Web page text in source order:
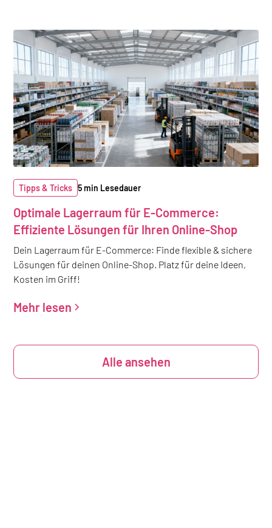
Tipps & Tricks 5 min Lesedauer
Optimale Lagerraum für E-Commerce:
Effiziente Lösungen für Ihren Online-Shop
Dein Lagerraum für E-Commerce: Finde flexible & sichere
Lösungen für deinen Online-Shop. Platz für deine Ideen,
Kosten im Griff!
Mehr lesen
Alle ansehen